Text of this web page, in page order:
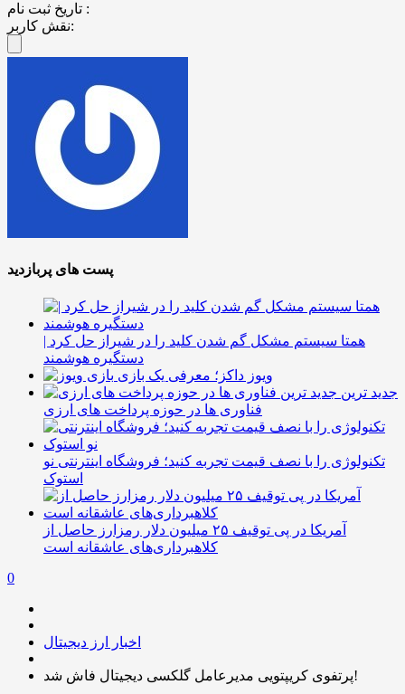
تاریخ ثبت نام :
نقش کاربر:
پست های پربازدید
همتا سیستم مشکل گم شدن کلید را در شیراز حل کرد |
دستگیره هوشمند
ویوز داکز؛ معرفی یک بازی
جدید ترین
فناوری ها در حوزه پرداخت های ارزی
تکنولوژی را با نصف قیمت تجربه کنید؛ فروشگاه اینترنتی نو
استوک
آمریکا در پی توقیف ۲۵ میلیون دلار رمزارز حاصل از
کلاهبرداری‌های عاشقانه است
0
اخبار ارز دیجیتال
پرتفوی کریپتویی مدیرعامل گلکسی دیجیتال فاش شد!